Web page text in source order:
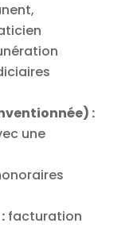
:
une
facturation